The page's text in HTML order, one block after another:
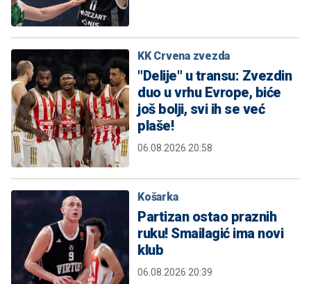
KK Crvena zvezda
"Delije" u transu: Zvezdin
duo u vrhu Evrope, biće
još bolji, svi ih se već
plaše!
06.08.2026 20:58
Košarka
Partizan ostao praznih
ruku! Smailagić ima novi
klub
06.08.2026 20:39